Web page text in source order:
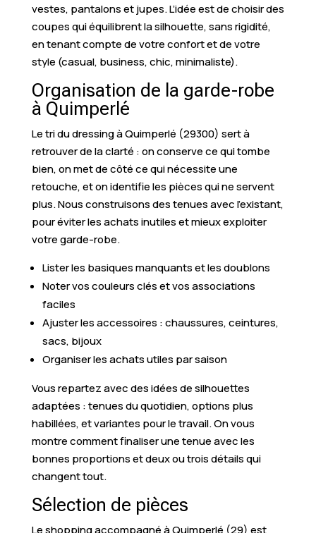
vestes, pantalons et jupes. L’idée est de choisir des
coupes qui équilibrent la silhouette, sans rigidité,
en tenant compte de votre confort et de votre
style (casual, business, chic, minimaliste).
Organisation de la garde-robe
à Quimperlé
Le tri du dressing à Quimperlé (29300) sert à
retrouver de la clarté : on conserve ce qui tombe
bien, on met de côté ce qui nécessite une
retouche, et on identifie les pièces qui ne servent
plus. Nous construisons des tenues avec l’existant,
pour éviter les achats inutiles et mieux exploiter
votre garde-robe.
Lister les basiques manquants et les doublons
Noter vos couleurs clés et vos associations
faciles
Ajuster les accessoires : chaussures, ceintures,
sacs, bijoux
Organiser les achats utiles par saison
Vous repartez avec des idées de silhouettes
adaptées : tenues du quotidien, options plus
habillées, et variantes pour le travail. On vous
montre comment finaliser une tenue avec les
bonnes proportions et deux ou trois détails qui
changent tout.
Sélection de pièces
Le shopping accompagné à Quimperlé (29) est